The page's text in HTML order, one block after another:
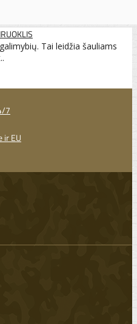
Tai leidžia šauliams
7
ir EU